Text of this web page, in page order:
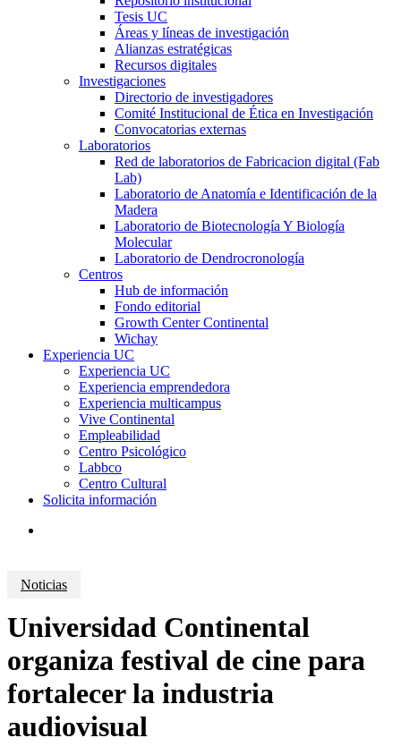
Tesis UC
Áreas y líneas de investigación
Alianzas estratégicas
Recursos digitales
Investigaciones
Directorio de investigadores
Comité Institucional de Ética en Investigación
Convocatorias externas
Laboratorios
Red de laboratorios de Fabricacion digital (Fab
Lab)
Laboratorio de Anatomía e Identificación de la
Madera
Laboratorio de Biotecnología Y Biología
Molecular
Laboratorio de Dendrocronología
Centros
Hub de información
Fondo editorial
Growth Center Continental
Wichay
Experiencia UC
Experiencia UC
Experiencia emprendedora
Experiencia multicampus
Vive Continental
Empleabilidad
Centro Psicológico
Labbco
Centro Cultural
Solicita información
Noticias
Universidad Continental
organiza festival de cine para
fortalecer la industria
audiovisual